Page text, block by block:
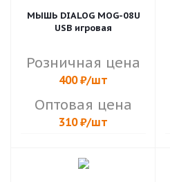
МЫШЬ DIALOG MOG-08U
USB игровая
Розничная цена
400₽/шт
Оптовая цена
310₽/шт